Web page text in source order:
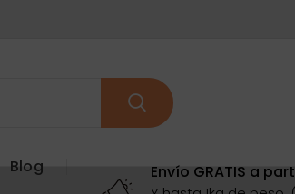
Blog Envío GRATIS a